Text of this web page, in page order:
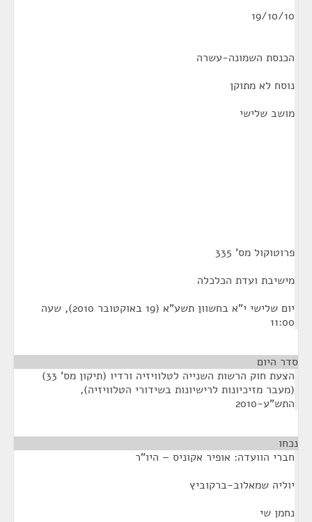
19/10/10
הכנסת השמונה-עשרה
נוסח לא מתוקן
מושב שלישי
פרוטוקול מס' 335
מישיבת ועדת הכלכלה
יום שלישי י"א בחשוון תשע"א (19 באוקטובר 2010), שעה
11:00
סדר היום
הצעת חוק הרשות השנייה לטלוויזיה ורדיו (תיקון מס' 33)
(מעבר מזיכיונות לרישיונות בשידורי הטלוויזיה),
התש"ע-2010
נכחו
חברי הוועדה: אופיר אקוניס – היו"ר
יוליה שמאלוב-ברקוביץ
נחמן שי